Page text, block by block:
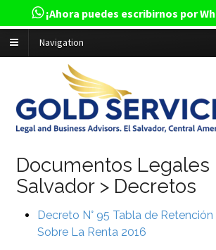
Navigation
Documentos Legales
Salvador > Decretos
Decreto N° 95 Tabla de
Sobre La Renta 2016
¡Ahora puedes escribirnos por